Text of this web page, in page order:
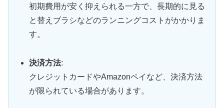
初期費用が安く抑えられる一方で、長期的に見る
と替えブラシなどのランニングコストがかかりま
す。
決済方法:
クレジットカードやAmazonペイなど、決済方法
が限られている場合があります。